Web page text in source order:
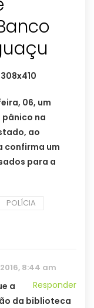
06, um
na
ao
confirma um
para a
POLÍCIA
8:44 am
Responder
a
da biblioteca